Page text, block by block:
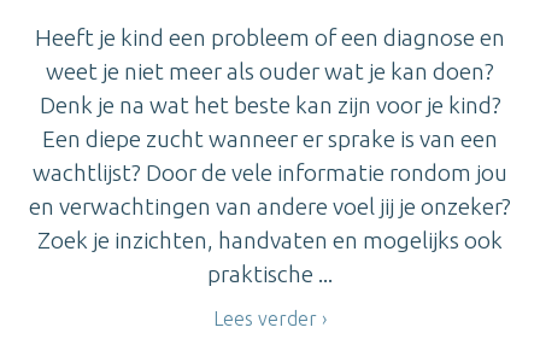
Heeft je kind een probleem of een diagnose en
weet je niet meer als ouder wat je kan doen?
Denk je na wat het beste kan zijn voor je kind?
Een diepe zucht wanneer er sprake is van een
wachtlijst? Door de vele informatie rondom jou
en verwachtingen van andere voel jij je onzeker?
Zoek je inzichten, handvaten en mogelijks ook
praktische ...
Lees verder